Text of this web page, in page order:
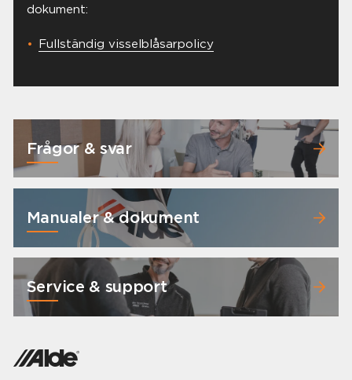
dokument:
Fullständig visselblåsarpolicy
Frågor & svar
Manualer & dokument
Service & support